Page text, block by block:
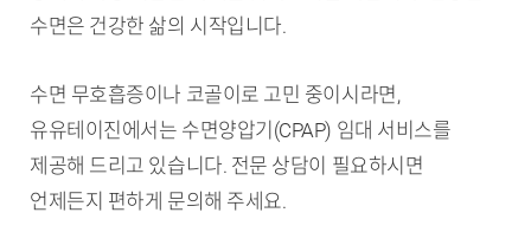
수면은 건강한 삶의 시작입니다.
수면 무호흡증이나 코골이로 고민 중이시라면,
유유테이진에서는 수면양압기(CPAP) 임대 서비스를
제공해 드리고 있습니다. 전문 상담이 필요하시면
언제든지 편하게 문의해 주세요.